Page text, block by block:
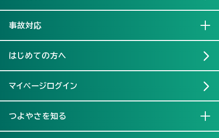
事故対応
はじめての方へ
マイページログイン
つよやさを知る